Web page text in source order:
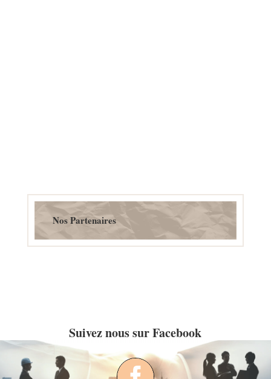
Nos Partenaires
Suivez nous sur Facebook